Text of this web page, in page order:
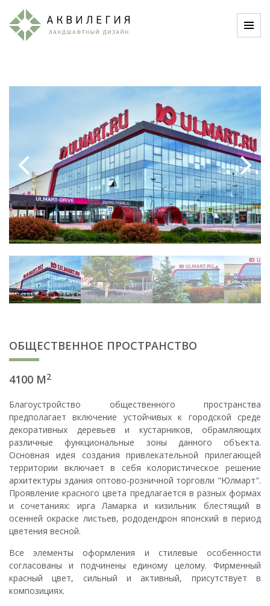
ОБЩЕСТВЕННОЕ ПРОСТРАНСТВО
4100 М2
Благоустройство общественного пространства
предполагает включение устойчивых к городской среде
декоративных деревьев и кустарников, обрамляющих
различные функциональные зоны данного объекта.
Основная идея создания привлекательной прилегающей
территории включает в себя колористическое решение
архитектуры здания оптово-розничной торговли "Юлмарт".
Проявление красного цвета предлагается в разных формах
и сочетаниях: ирга Ламарка и кизильник блестящий в
осенней окраске листьев, рододендрон японский в период
цветения весной.
Все элементы оформления и стилевые особенности
согласованы и подчинены единому целому. Фирменный
красный цвет, сильный и активный, присутствует в
композициях.